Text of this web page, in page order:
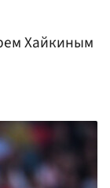
Хайкиным